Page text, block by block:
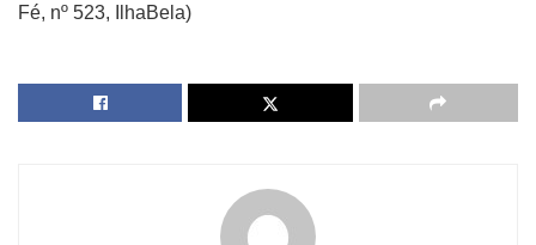
Fé, nº 523, IlhaBela)